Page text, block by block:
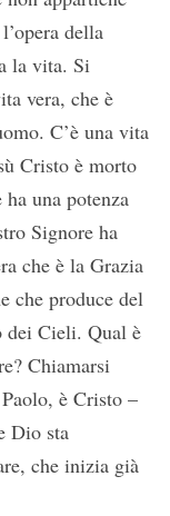
della
la vita. Si
vera, che è
C’è una vita
Cristo è morto
una potenza
Signore ha
che è la Grazia
che produce del
dei Cieli. Qual è
Chiamarsi
è Cristo –
Dio sta
che inizia già